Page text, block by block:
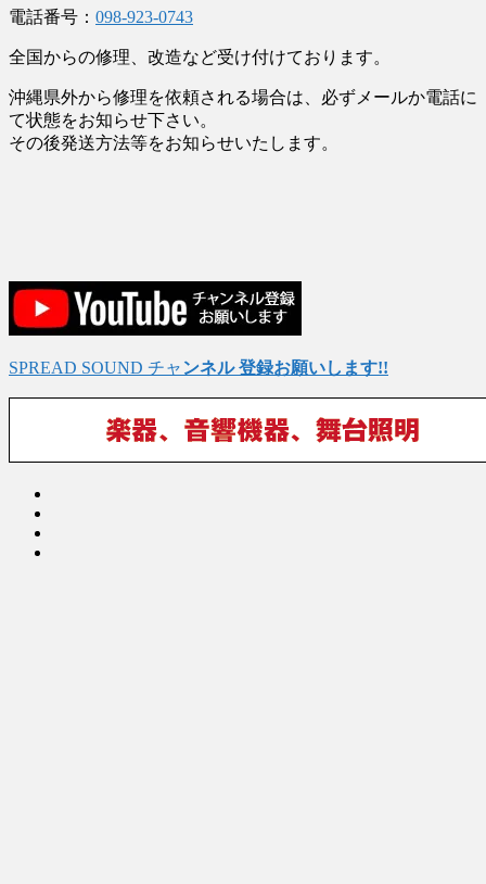
電話番号： 098-923-0743
全国からの修理、改造など受け付けております。
沖縄県外から修理を依頼される場合は、必ずメールか電話に
て状態をお知らせ下さい。
その後発送方法等をお知らせいたします。
SPREAD SOUND チャ ンネル 登録お願いします!!